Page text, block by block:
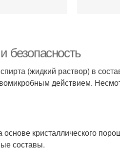
безопасность
(жидкий раствор) в
действием.
кристаллического
составы.